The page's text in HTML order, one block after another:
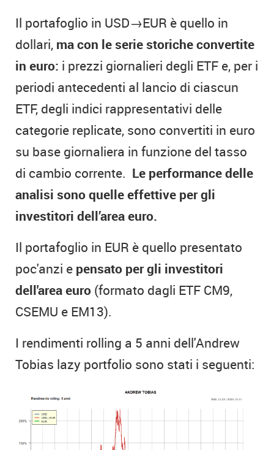
Il portafoglio in USD→EUR è quello in
dollari, ma con le serie storiche convertite
in euro: i prezzi giornalieri degli ETF e, per i
periodi antecedenti al lancio di ciascun
ETF, degli indici rappresentativi delle
categorie replicate, sono convertiti in euro
su base giornaliera in funzione del tasso
di cambio corrente. Le performance delle
analisi sono quelle effettive per gli
investitori dell’area euro.
Il portafoglio in EUR è quello presentato
poc'anzi e pensato per gli investitori
dell'area euro (formato dagli ETF CM9,
CSEMU e EM13).
I rendimenti rolling a 5 anni dell'Andrew
Tobias lazy portfolio sono stati i seguenti: